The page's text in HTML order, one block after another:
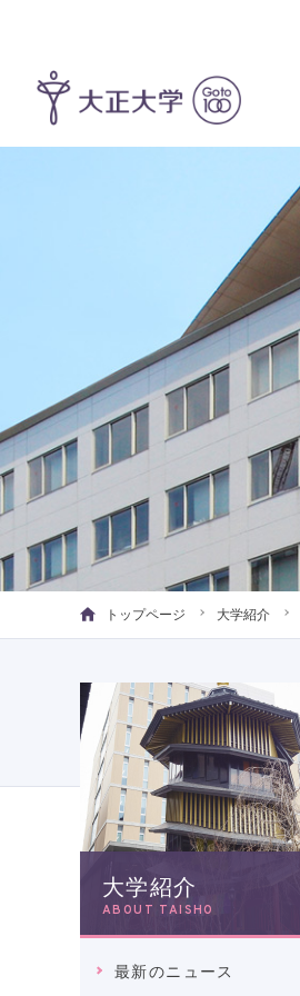
トップページ 大学紹介
大学紹介
ABOUT TAISHO
最新のニュース